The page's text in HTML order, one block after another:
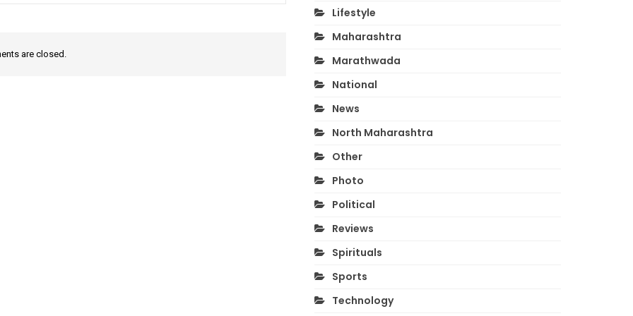
are closed.
Lifestyle
Maharashtra
Marathwada
National
News
North Maharashtra
Other
Photo
Political
Reviews
Spirituals
Sports
Technology